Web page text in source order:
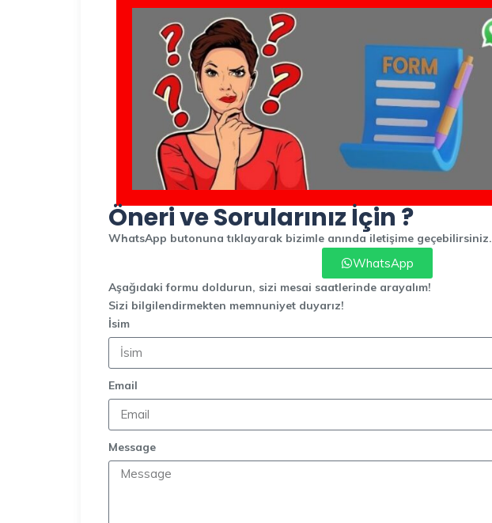
Öneri ve Sorularınız İçin ?
WhatsApp butonuna tıklayarak bizimle anında iletişime geçebilirsiniz.
WhatsApp
Aşağıdaki formu doldurun, sizi mesai saatlerinde arayalım!
Sizi bilgilendirmekten memnuniyet duyarız!
İsim
Email
Message